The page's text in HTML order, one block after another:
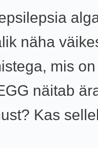
näha
mis
näitab
Kas